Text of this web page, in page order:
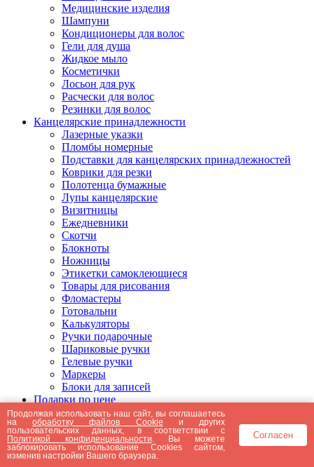
Медицинские изделия
Шампуни
Кондиционеры для волос
Гели для душа
Жидкое мыло
Косметички
Лосьон для рук
Расчески для волос
Резинки для волос
Канцелярские принадлежности
Лазерные указки
Пломбы номерные
Подставки для канцелярских принадлежностей
Коврики для резки
Полотенца бумажные
Лупы канцелярские
Визитницы
Ежедневники
Скотчи
Блокноты
Ножницы
Этикетки самоклеющиеся
Товары для рисования
Фломастеры
Готовальни
Калькуляторы
Ручки подарочные
Шариковые ручки
Гелевые ручки
Маркеры
Блоки для записей
Подарки по цене
Подарки от 5000 рублей
Подарки до 5000 рублей
Подарки до 3000 рублей
Подарки до 2000 рублей
Подарки до 1000 рублей
Продолжая использовать наш сайт, вы соглашаетесь
наобработку файлов Cookie и других
пользовательских данных, в соответствии с
Политикой конфиденциальности . Вы можете
заблокировать использование Cookies сайтом,
изменив настройки Вашего браузера.
Согласен